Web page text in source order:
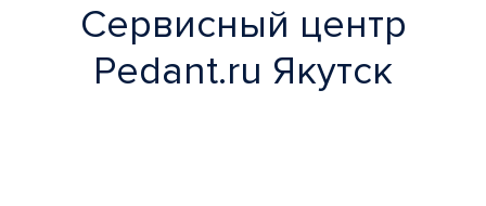
Сервисный центр
Pedant.ru Якутск